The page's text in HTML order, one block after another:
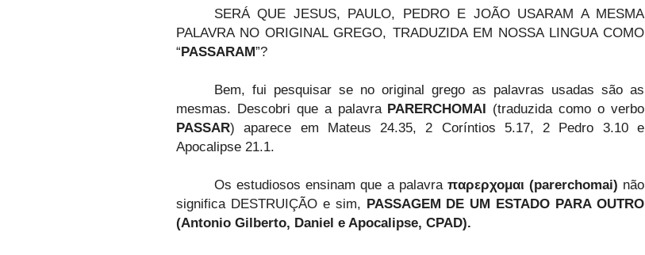
SERÁ QUE JESUS, PAULO, PEDRO E JOÃO USARAM A MESMA
PALAVRA NO ORIGINAL GREGO, TRADUZIDA EM NOSSA LINGUA COMO
“PASSARAM”?
Bem, fui pesquisar se no original grego as palavras usadas são as
mesmas. Descobri que a palavra PARERCHOMAI (traduzida como o verbo
PASSAR) aparece em Mateus 24.35, 2 Coríntios 5.17, 2 Pedro 3.10 e
Apocalipse 21.1.
Os estudiosos ensinam que a palavra παρερχομαι (parerchomai) não
significa DESTRUIÇÃO e sim, PASSAGEM DE UM ESTADO PARA OUTRO
(Antonio Gilberto, Daniel e Apocalipse, CPAD).